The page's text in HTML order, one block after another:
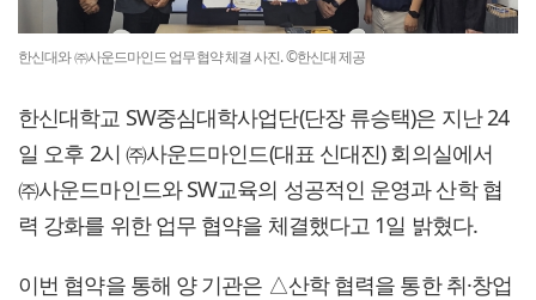
한신대와 ㈜사운드마인드 업무협약 체결 사진. ©한신대 제공
한신대학교 SW중심대학사업단(단장 류승택)은 지난 24
일 오후 2시 ㈜사운드마인드(대표 신대진) 회의실에서
㈜사운드마인드와 SW교육의 성공적인 운영과 산학 협
력 강화를 위한 업무 협약을 체결했다고 1일 밝혔다.
이번 협약을 통해 양 기관은 △산학 협력을 통한 취·창업